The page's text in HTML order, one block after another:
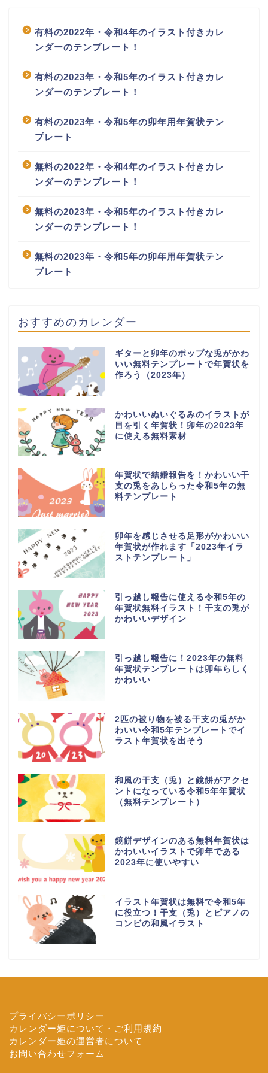
有料の2022年・令和4年のイラスト付きカレ
ンダーのテンプレート！
有料の2023年・令和5年のイラスト付きカレ
ンダーのテンプレート！
有料の2023年・令和5年の卯年用年賀状テン
プレート
無料の2022年・令和4年のイラスト付きカレ
ンダーのテンプレート！
無料の2023年・令和5年のイラスト付きカレ
ンダーのテンプレート！
無料の2023年・令和5年の卯年用年賀状テン
プレート
おすすめのカレンダー
ギターと卯年のポップな兎がかわ
いい無料テンプレートで年賀状を
作ろう（2023年）
かわいいぬいぐるみのイラストが
目を引く年賀状！卯年の2023年
に使える無料素材
年賀状で結婚報告を！かわいい干
支の兎をあしらった令和5年の無
料テンプレート
卯年を感じさせる足形がかわいい
年賀状が作れます「2023年イラ
ストテンプレート」
引っ越し報告に使える令和5年の
年賀状無料イラスト！干支の兎が
かわいいデザイン
引っ越し報告に！2023年の無料
年賀状テンプレートは卯年らしく
かわいい
2匹の被り物を被る干支の兎がか
わいい令和5年テンプレートでイ
ラスト年賀状を出そう
和風の干支（兎）と鏡餅がアクセ
ントになっている令和5年年賀状
（無料テンプレート）
鏡餅デザインのある無料年賀状は
かわいいイラストで卯年である
2023年に使いやすい
イラスト年賀状は無料で令和5年
に役立つ！干支（兎）とピアノの
コンビの和風イラスト
プライバシーポリシー
カレンダー姫について・ご利用規約
カレンダー姫の運営者について
お問い合わせフォーム